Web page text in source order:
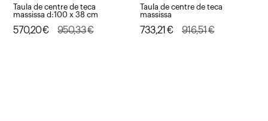
Taula de centre de teca
massissa d:100 x 38 cm
950,33€
El
570,20€
El
Taula de centre de teca
massissa
916,51€
El
733,21 €
El